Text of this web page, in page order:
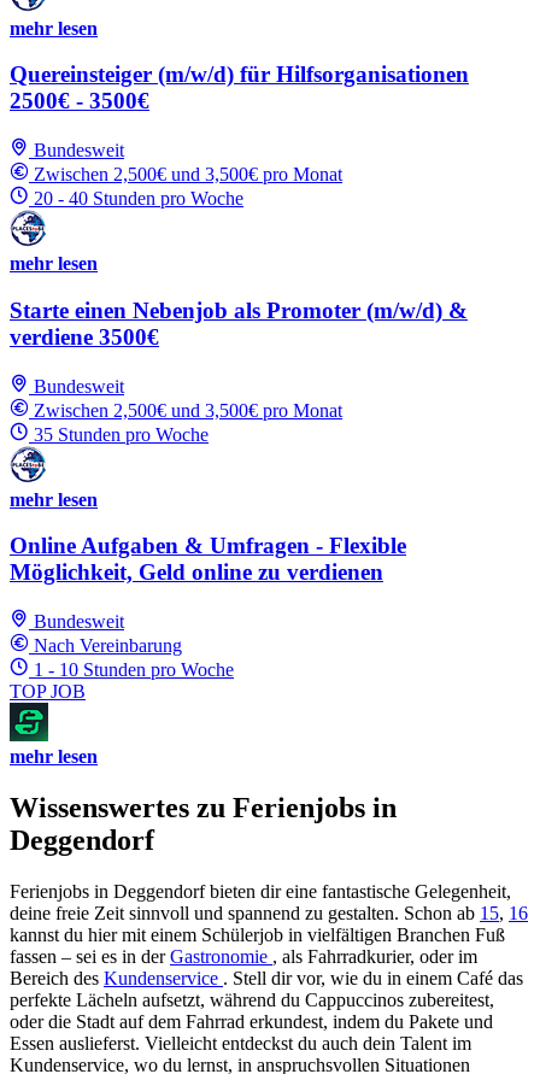
mehr lesen
Quereinsteiger (m/w/d) für Hilfsorganisationen
2500€ - 3500€
Bundesweit
Zwischen 2,500€ und 3,500€ pro Monat
20 - 40 Stunden pro Woche
mehr lesen
Starte einen Nebenjob als Promoter (m/w/d) &
verdiene 3500€
Bundesweit
Zwischen 2,500€ und 3,500€ pro Monat
35 Stunden pro Woche
mehr lesen
Online Aufgaben & Umfragen - Flexible
Möglichkeit, Geld online zu verdienen
Bundesweit
Nach Vereinbarung
1 - 10 Stunden pro Woche
TOP JOB
mehr lesen
Wissenswertes zu Ferienjobs in
Deggendorf
Ferienjobs in Deggendorf bieten dir eine fantastische Gelegenheit,
deine freie Zeit sinnvoll und spannend zu gestalten. Schon ab 15, 16
kannst du hier mit einem Schülerjob in vielfältigen Branchen Fuß
fassen – sei es in derGastronomie , als Fahrradkurier, oder im
Bereich des Kundenservice . Stell dir vor, wie du in einem Café das
perfekte Lächeln aufsetzt, während du Cappuccinos zubereitest,
oder die Stadt auf dem Fahrrad erkundest, indem du Pakete und
Essen auslieferst. Vielleicht entdeckst du auch dein Talent im
Kundenservice, wo du lernst, in anspruchsvollen Situationen